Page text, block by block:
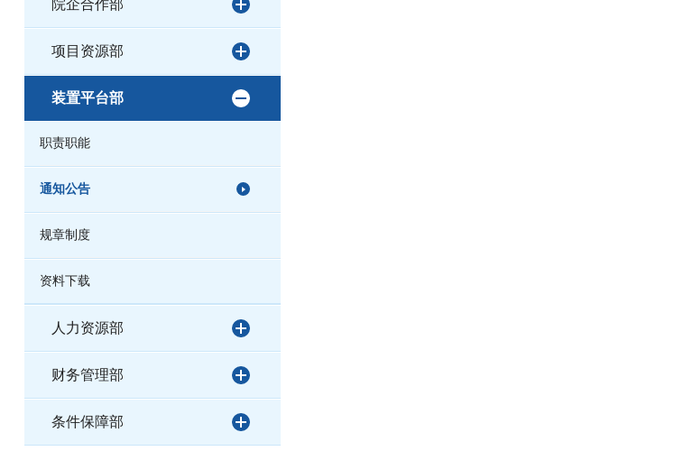
院企合作部
项目资源部
装置平台部
职责职能
通知公告
规章制度
资料下载
人力资源部
财务管理部
条件保障部